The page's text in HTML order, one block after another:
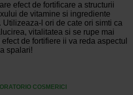
efect de fortificare a structurii
de vitamine si ingrediente
l ori de cate ori simti ca
vitalitatea si se rupe mai
de fortifiere ii va reda aspectul
spalari!
COSMERICI